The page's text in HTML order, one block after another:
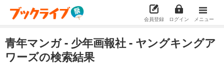
会員登録 ログイン メニュー
青年マンガ - 少年画報社 - ヤングキングア
ワーズの検索結果